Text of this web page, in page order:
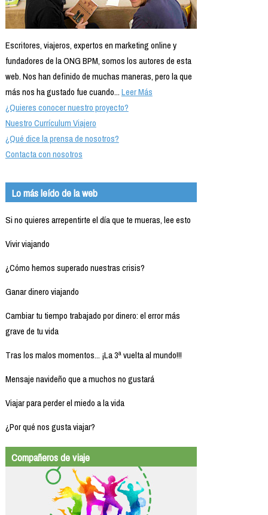
Escritores, viajeros, expertos en marketing online y
fundadores de la ONG BPM, somos los autores de esta
web. Nos han definido de muchas maneras, pero la que
más nos ha gustado fue cuando...Leer Más
¿Quieres conocer nuestro proyecto?
Nuestro Currículum Viajero
¿Qué dice la prensa de nosotros?
Contacta con nosotros
Lo más leído de la web
Si no quieres arrepentirte el día que te mueras, lee esto
Vivir viajando
¿Cómo hemos superado nuestras crisis?
Ganar dinero viajando
Cambiar tu tiempo trabajado por dinero: el error más
grave de tu vida
Tras los malos momentos... ¡La 3ª vuelta al mundo!!!
Mensaje navideño que a muchos no gustará
Viajar para perder el miedo a la vida
¿Por qué nos gusta viajar?
Compañeros de viaje